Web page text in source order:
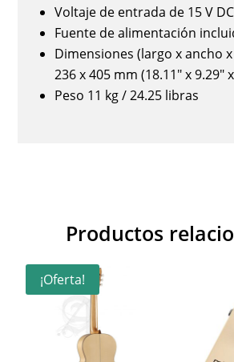
Voltaje de entrada de 15 V
Fuente de alimentación
Dimensiones (largo x ancho
236 x 405 mm (18.11" x 9.29"
Peso 11 kg / 24.25 libras
Productos
¡Oferta!